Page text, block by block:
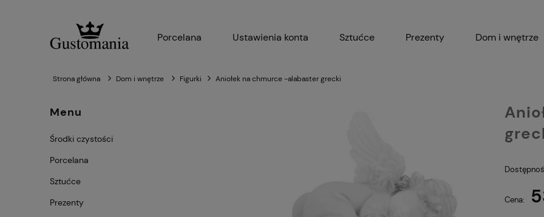
Porcelana Ustawienia konta Sztućce Prezenty Dom i wnętrze
Strona główna Dom i wnętrze Figurki Aniołek na chmurce -alabaster grecki
Menu
Środki czystości
Porcelana
Sztućce
Prezenty
Cena: